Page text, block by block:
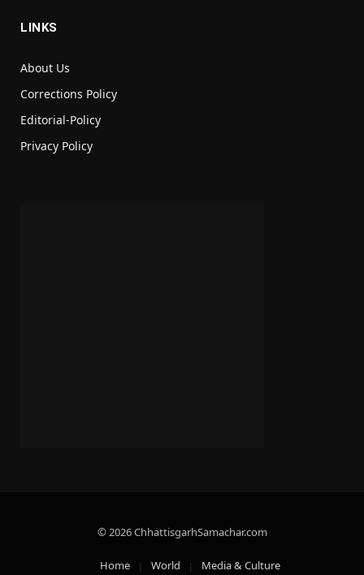
LINKS
About Us
Corrections Policy
Editorial-Policy
Privacy Policy
© 2026 ChhattisgarhSamachar.com
Home World Media & Culture